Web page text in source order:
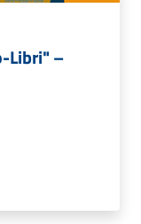
Libri" –